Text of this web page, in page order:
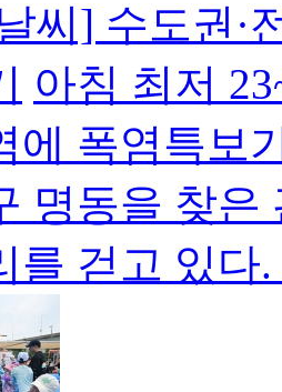
씨] 수도권·
아침 최저
에 폭염특보
명동을 찾은
를 걷고 있다.